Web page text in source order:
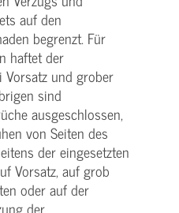
auf den
begrenzt. Für
haftet der
und grober
sind
ausgeschlossen,
von Seiten des
der eingesetzten
Vorsatz, auf grob
oder auf der